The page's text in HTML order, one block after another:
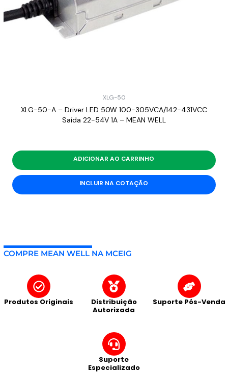
XLG-50
XLG-50-A – Driver LED 50W 100-305VCA/142-431VCC
Saída 22-54V 1A – MEAN WELL
ADICIONAR AO CARRINHO
INCLUIR NA COTAÇÃO
COMPRE MEAN WELL NA MCEIG
Produtos Originais
Distribuição
Autorizada
Suporte Pós-Venda
Suporte
Especializado